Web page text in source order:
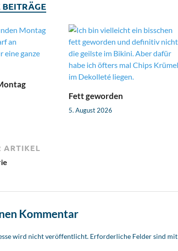
Fett geworden
5. August 2026
ARTIKEL
Kommentar
wird nicht veröffentlicht. Erforderliche Felder sind mit